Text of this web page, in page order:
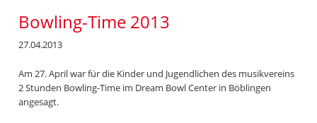
Bowling-Time 2013
27.04.2013
Am 27. April war für die Kinder und Jugendlichen des musikvereins
2 Stunden Bowling-Time im Dream Bowl Center in Böblingen
angesagt.